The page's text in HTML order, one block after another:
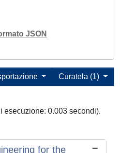
JSON
Curatela (1)
esecuzione: 0.003 secondi).
for the